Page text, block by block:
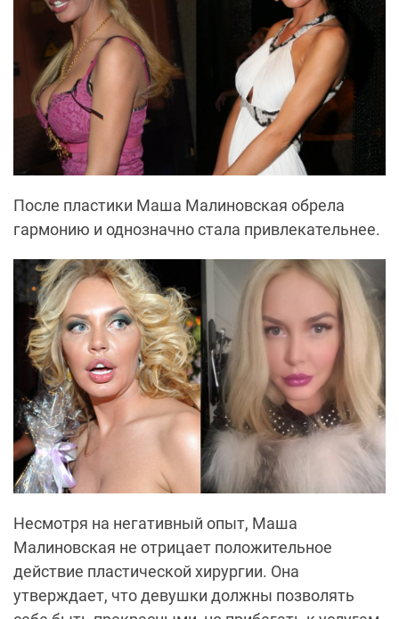
После пластики Маша Малиновская обрела
гармонию и однозначно стала привлекательнее.
Несмотря на негативный опыт, Маша
Малиновская не отрицает положительное
действие пластической хирургии. Она
утверждает, что девушки должны позволять